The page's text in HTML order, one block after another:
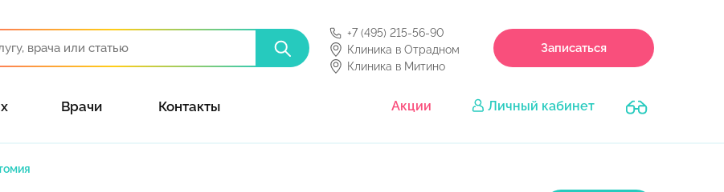
+7 (495) 215-56-90
Клиника в Отрадном
Клиника в Митино
Записаться
Врачи Контакты Акции Личный кабинет